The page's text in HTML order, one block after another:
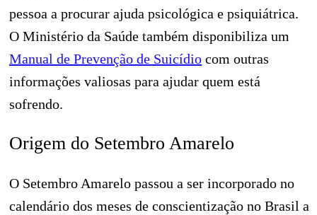
pessoa a procurar ajuda psicológica e psiquiátrica.
O Ministério da Saúde também disponibiliza um
Manual de Prevenção de Suicídio com outras
informações valiosas para ajudar quem está
sofrendo.
Origem do Setembro Amarelo
O Setembro Amarelo passou a ser incorporado no
calendário dos meses de conscientização no Brasil a